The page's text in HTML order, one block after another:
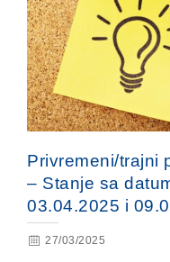
Privremeni/trajni
– Stanje sa
03.04.2025 i
27/03/2025